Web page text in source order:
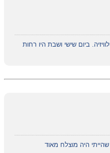
ביום שישי ושבת היו רחות
היה מוצלח מאוד